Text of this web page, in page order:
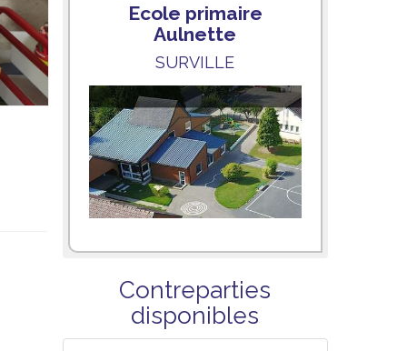
Ecole primaire
Aulnette
SURVILLE
Contreparties
disponibles